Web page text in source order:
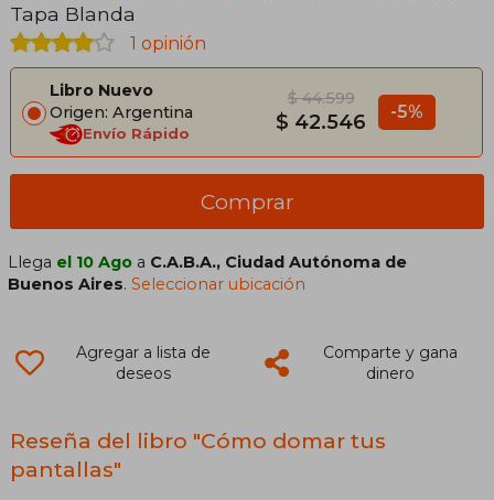
Tapa Blanda
1 opinión
Libro Nuevo
Origen: Argentina
Envío Rápido
$ 44.599
$ 42.546 -5%
Comprar
Llega el 10 Ago a C.A.B.A., Ciudad Autónoma de
Buenos Aires.Seleccionar ubicación
Agregar a lista de
deseos
Comparte y gana
dinero
Reseña del libro "Cómo domar tus
pantallas"